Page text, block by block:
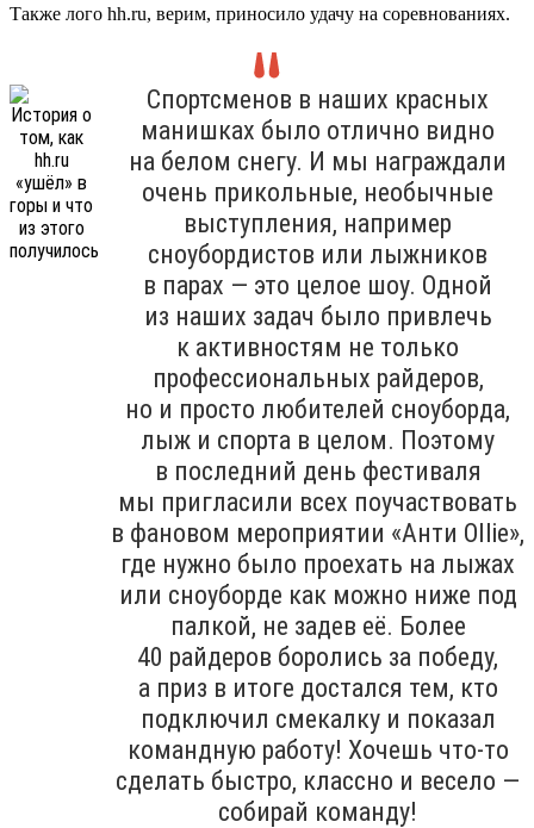
Также лого hh.ru, верим, приносило удачу на соревнованиях.
Спортсменов в наших красных
манишках было отлично видно
на белом снегу. И мы награждали
очень прикольные, необычные
выступления, например
сноубордистов или лыжников
в парах — это целое шоу. Одной
из наших задач было привлечь
к активностям не только
профессиональных райдеров,
но и просто любителей сноуборда,
лыж и спорта в целом. Поэтому
в последний день фестиваля
мы пригласили всех поучаствовать
в фановом мероприятии «Анти Ollie»,
где нужно было проехать на лыжах
или сноуборде как можно ниже под
палкой, не задев её. Более
40 райдеров боролись за победу,
а приз в итоге достался тем, кто
подключил смекалку и показал
командную работу! Хочешь что-то
сделать быстро, классно и весело —
собирай команду!